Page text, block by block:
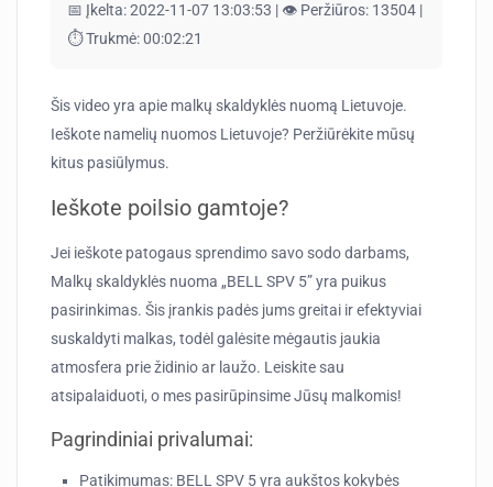
📅 Įkelta:2022-11-07 13:03:53 | 👁️ Peržiūros: 13504 |
⏱️ Trukmė:00:02:21
Šis video yra apie malkų skaldyklės nuomą Lietuvoje.
Ieškote namelių nuomos Lietuvoje? Peržiūrėkite mūsų
kitus pasiūlymus.
Ieškote poilsio gamtoje?
Jei ieškote patogaus sprendimo savo sodo darbams,
Malkų skaldyklės nuoma „BELL SPV 5” yra puikus
pasirinkimas. Šis įrankis padės jums greitai ir efektyviai
suskaldyti malkas, todėl galėsite mėgautis jaukia
atmosfera prie židinio ar laužo. Leiskite sau
atsipalaiduoti, o mes pasirūpinsime Jūsų malkomis!
Pagrindiniai privalumai:
Patikimumas: BELL SPV 5 yra aukštos kokybės